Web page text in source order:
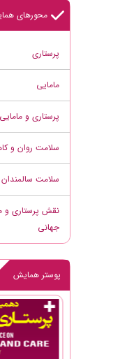
محورهای
پرستاری
مامایی
پرستاری و
سلامت روان و
سلامت
نقش پرستاری و
جهانی
پوستر همایش